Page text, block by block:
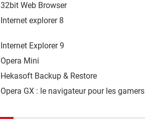
32bit Web Browser
Internet explorer 8
Internet Explorer 9
Opera Mini
Hekasoft Backup & Restore
Opera GX : le navigateur pour les gamers